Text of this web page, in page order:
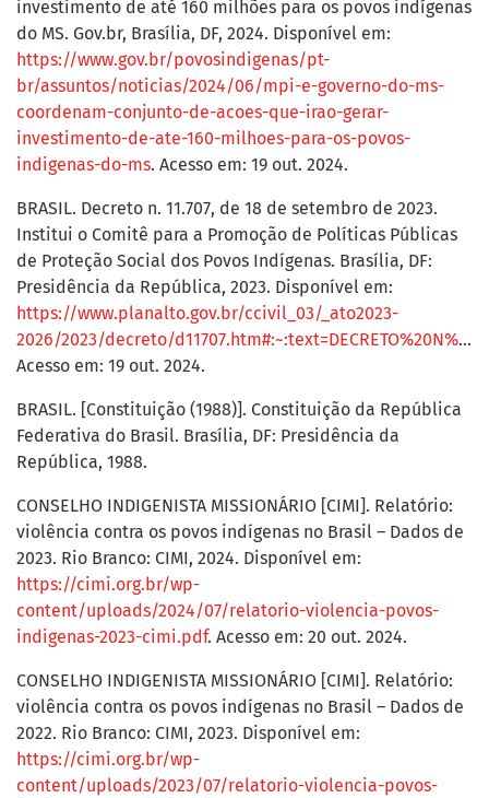
investimento de até 160 milhões para os povos indígenas
do MS. Gov.br, Brasília, DF, 2024. Disponível em:
https://www.gov.br/povosindigenas/pt-
br/assuntos/noticias/2024/06/mpi-e-governo-do-ms-
coordenam-conjunto-de-acoes-que-irao-gerar-
investimento-de-ate-160-milhoes-para-os-povos-
indigenas-do-ms. Acesso em: 19 out. 2024.
BRASIL. Decreto n. 11.707, de 18 de setembro de 2023.
Institui o Comitê para a Promoção de Políticas Públicas
de Proteção Social dos Povos Indígenas. Brasília, DF:
Presidência da República, 2023. Disponível em:
https://www.planalto.gov.br/ccivil_03/_ato2023-
2026/2023/decreto/d11707.htm#:~:text=DECRETO%20N%C2%BA%2011.707%2C%20DE%2018,que%20lhe%20confere%20o%20art
Acesso em: 19 out. 2024.
BRASIL. [Constituição (1988)]. Constituição da República
Federativa do Brasil. Brasília, DF: Presidência da
República, 1988.
CONSELHO INDIGENISTA MISSIONÁRIO [CIMI]. Relatório:
violência contra os povos indígenas no Brasil – Dados de
2023. Rio Branco: CIMI, 2024. Disponível em:
https://cimi.org.br/wp-
content/uploads/2024/07/relatorio-violencia-povos-
indigenas-2023-cimi.pdf. Acesso em: 20 out. 2024.
CONSELHO INDIGENISTA MISSIONÁRIO [CIMI]. Relatório:
violência contra os povos indígenas no Brasil – Dados de
2022. Rio Branco: CIMI, 2023. Disponível em:
https://cimi.org.br/wp-
content/uploads/2023/07/relatorio-violencia-povos-